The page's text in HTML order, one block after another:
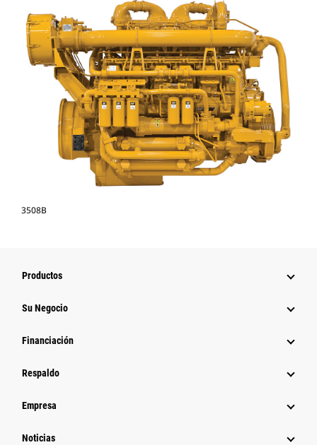
3508B
Productos
Su Negocio
Financiación
Respaldo
Empresa
Noticias